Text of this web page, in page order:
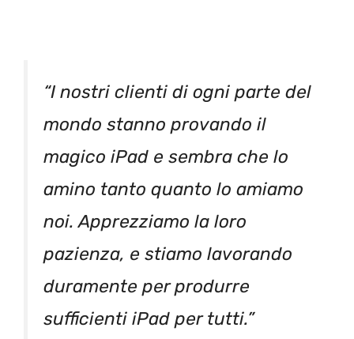
“I nostri clienti di ogni parte del
mondo stanno provando il
magico iPad e sembra che lo
amino tanto quanto lo amiamo
noi. Apprezziamo la loro
pazienza, e stiamo lavorando
duramente per produrre
sufficienti iPad per tutti.”